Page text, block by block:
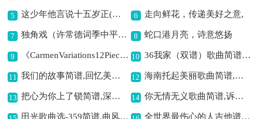
5 这少年他言说十五岁正(赵氏孤儿庄姬公主唱段,琴谱)简谱京剧,展现青春少年心境 6 走向鲜花，传递美好之意,
7 独角戏（许常德词季中平曲）吉他谱六线谱,演绎一人的悲伤 8 蛇口港月亮，诗意悠扬
9 《CarmenVariations12Pieces（12首卡门主题变奏曲·9）》钢琴谱,展现经典变奏魅力 10 36我家（双谱）歌曲简谱,展现家的温馨
11 我们的故事简谱,回忆美好过往 12 海南托起美丽歌曲简谱,展现海岛之美
13 把心为你上了锁简谱,深情锁爱之意 14 你无情无义歌曲简谱,诉说被弃的哀伤
田光歌曲选-359简谱,曲风独特很有趣 全世界最伤心的人吉他谱六线谱,唱出伤心的滋味